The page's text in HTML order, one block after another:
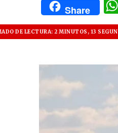
Share
DE LECTURA: 2 MINUTOS, 13